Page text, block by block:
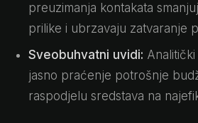
preuzimanja kontakata
prilike i ubrzavaju zatvaranje
Sveobuhvatni uvidi:
jasno praćenje potrošnje
raspodjelu sredstava na